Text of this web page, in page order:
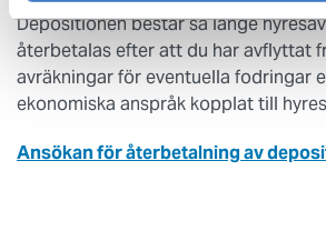
Depositionen består så länge
återbetalas efter att du har avflyttat
avräkningar för eventuella fodringar
ekonomiska anspråk kopplat till
Ansökan för återbetalning av